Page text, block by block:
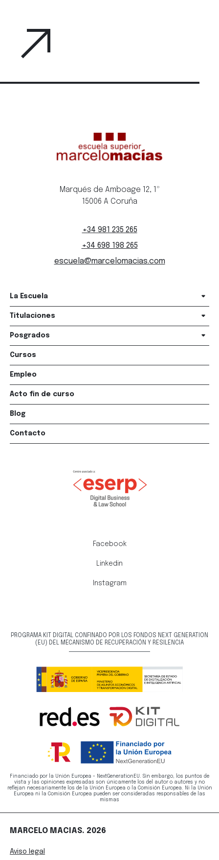
Marqués de Amboage 12, 1º
15006 A Coruña
+34 981 235 265
+34 698 198 265
escuela@marcelomacias.com
La Escuela
Titulaciones
Posgrados
Cursos
Empleo
Acto fin de curso
Blog
Contacto
Facebook
Linkedin
Instagram
PROGRAMA KIT DIGITAL CONFINADO POR LOS FONDOS NEXT GENERATION
(EU) DEL MECANISMO DE RECUPERACIÓN Y RESILENCIA
Financiado por la Unión Europea - NextGenerationEU. Sin embargo, los puntos de
vista y las opiniones expresadas son únicamente los del autor o autores y no
reflejan necesariamente los de la Unión Europea o la Comisión Europea. Ni la Unión
Europea ni la Comisión Europea pueden ser consideradas responsables de las
mismas
MARCELO MACIAS. 2026
Aviso legal